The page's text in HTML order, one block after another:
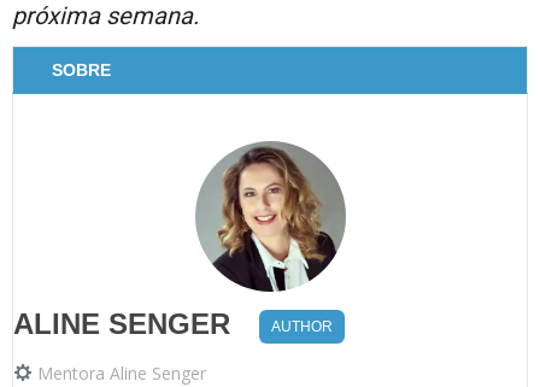
próxima semana.
SOBRE
ALINE SENGER AUTHOR
Mentora Aline Senger